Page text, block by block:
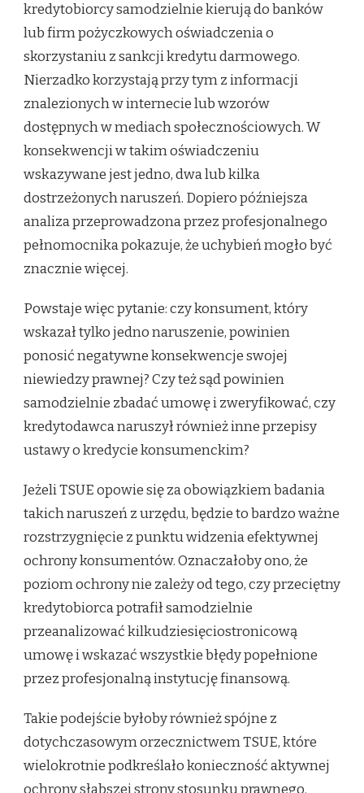
kredytobiorcy samodzielnie kierują do banków
lub firm pożyczkowych oświadczenia o
skorzystaniu z sankcji kredytu darmowego.
Nierzadko korzystają przy tym z informacji
znalezionych w internecie lub wzorów
dostępnych w mediach społecznościowych. W
konsekwencji w takim oświadczeniu
wskazywane jest jedno, dwa lub kilka
dostrzeżonych naruszeń. Dopiero późniejsza
analiza przeprowadzona przez profesjonalnego
pełnomocnika pokazuje, że uchybień mogło być
znacznie więcej.
Powstaje więc pytanie: czy konsument, który
wskazał tylko jedno naruszenie, powinien
ponosić negatywne konsekwencje swojej
niewiedzy prawnej? Czy też sąd powinien
samodzielnie zbadać umowę i zweryfikować, czy
kredytodawca naruszył również inne przepisy
ustawy o kredycie konsumenckim?
Jeżeli TSUE opowie się za obowiązkiem badania
takich naruszeń z urzędu, będzie to bardzo ważne
rozstrzygnięcie z punktu widzenia efektywnej
ochrony konsumentów. Oznaczałoby ono, że
poziom ochrony nie zależy od tego, czy przeciętny
kredytobiorca potrafił samodzielnie
przeanalizować kilkudziesięciostronicową
umowę i wskazać wszystkie błędy popełnione
przez profesjonalną instytucję finansową.
Takie podejście byłoby również spójne z
dotychczasowym orzecznictwem TSUE, które
wielokrotnie podkreślało konieczność aktywnej